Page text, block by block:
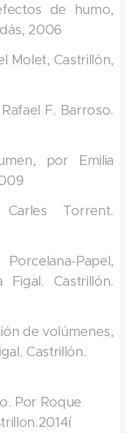
de humo,
2006
Molet, Castrillón,
F. Barroso.
por Emilia
Torrent.
Papel,
Castrillón.
de volúmenes,
Castrillón.
Por Roque